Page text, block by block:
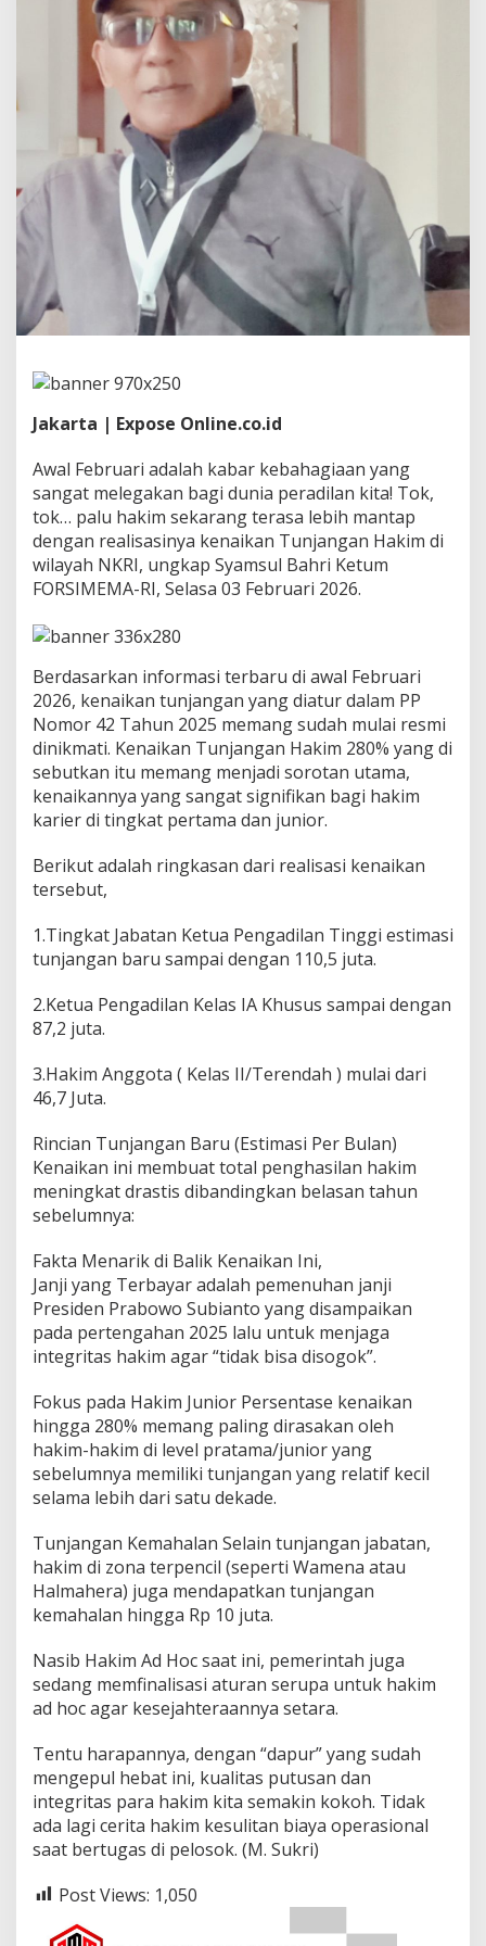
R
I
a
F
e
b
r
u
a
y
0
P
r
s
i
d
e
n
P
r
o
M
e
m
e
n
u
h
J
i
n
a
l
a
s
i
k
K
e
n
a
i
k
T
u
n
n
a
n
p
r
H
a
k
d
i
I
n
o
Jakarta | Expose Online.co.id
Awal Februari adalah kabar kebahagiaan yang
sangat melegakan bagi dunia peradilan kita! Tok,
tok… palu hakim sekarang terasa lebih mantap
dengan realisasinya kenaikan Tunjangan Hakim di
wilayah NKRI, ungkap Syamsul Bahri Ketum
FORSIMEMA-RI, Selasa 03 Februari 2026.
​Berdasarkan informasi terbaru di awal Februari
2026, kenaikan tunjangan yang diatur dalam PP
Nomor 42 Tahun 2025 memang sudah mulai resmi
dinikmati. Kenaikan Tunjangan Hakim 280% yang di
sebutkan itu memang menjadi sorotan utama,
kenaikannya yang sangat signifikan bagi hakim
karier di tingkat pertama dan junior.
​Berikut adalah ringkasan dari realisasi kenaikan
tersebut,
1.Tingkat Jabatan Ketua Pengadilan Tinggi estimasi
tunjangan baru sampai dengan 110,5 juta.
2.Ketua Pengadilan Kelas IA Khusus sampai dengan
87,2 juta.
3.Hakim Anggota ( Kelas II/Terendah ) mulai dari
46,7 Juta.
​Rincian Tunjangan Baru (Estimasi Per Bulan)
​Kenaikan ini membuat total penghasilan hakim
meningkat drastis dibandingkan belasan tahun
sebelumnya:
Fakta Menarik di Balik Kenaikan Ini,
​Janji yang Terbayar adalah pemenuhan janji
Presiden Prabowo Subianto yang disampaikan
pada pertengahan 2025 lalu untuk menjaga
integritas hakim agar “tidak bisa disogok”.
​Fokus pada Hakim Junior Persentase kenaikan
hingga 280% memang paling dirasakan oleh
hakim-hakim di level pratama/junior yang
sebelumnya memiliki tunjangan yang relatif kecil
selama lebih dari satu dekade.
​Tunjangan Kemahalan Selain tunjangan jabatan,
hakim di zona terpencil (seperti Wamena atau
Halmahera) juga mendapatkan tunjangan
kemahalan hingga Rp 10 juta.
​Nasib Hakim Ad Hoc saat ini, pemerintah juga
sedang memfinalisasi aturan serupa untuk hakim
ad hoc agar kesejahteraannya setara.
​Tentu harapannya, dengan “dapur” yang sudah
mengepul hebat ini, kualitas putusan dan
integritas para hakim kita semakin kokoh. Tidak
ada lagi cerita hakim kesulitan biaya operasional
saat bertugas di pelosok. (M. Sukri)
Post Views: 1,050